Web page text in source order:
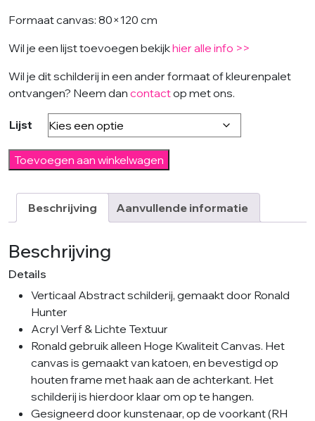
Formaat canvas: 80×120 cm
Wil je een lijst toevoegen bekijkhier alle info >>
Wil je dit schilderij in een ander formaat of kleurenpalet
ontvangen? Neem dan contactop met ons.
Lijst
Static
in
Red
aantal
Toevoegen aan winkelwagen
Beschrijving Aanvullende informatie
Beschrijving
Details
Verticaal Abstract schilderij, gemaakt door Ronald
Hunter
Acryl Verf & Lichte Textuur
Ronald gebruik alleen Hoge Kwaliteit Canvas. Het
canvas is gemaakt van katoen, en bevestigd op
houten frame met haak aan de achterkant. Het
schilderij is hierdoor klaar om op te hangen.
Gesigneerd door kunstenaar, op de voorkant (RH